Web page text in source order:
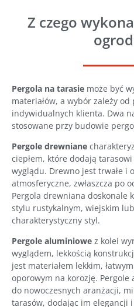
Z czego
Pergola na tarasie może być
materiałów, a wybór zależy
indywidualnych klienta. Dwa
stosowane przy budowie
Pergole drewniane
ciepłem, które dodają
wyglądu. Drewno jest trwałe i
atmosferyczne, zwłaszcza po
Pergola drewniana doskonale
stylu rustykalnym, wiejskim
charakterystyczny styl.
Pergole aluminiowe z kolei
wyglądem, lekkością
jest materiałem lekkim,
oporowym na korozję.
do nowoczesnych aranżacji,
tarasów, dodając im elegancji